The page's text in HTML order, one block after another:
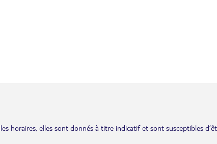
horaires, elles sont donnés à titre indicatif et sont susceptibles